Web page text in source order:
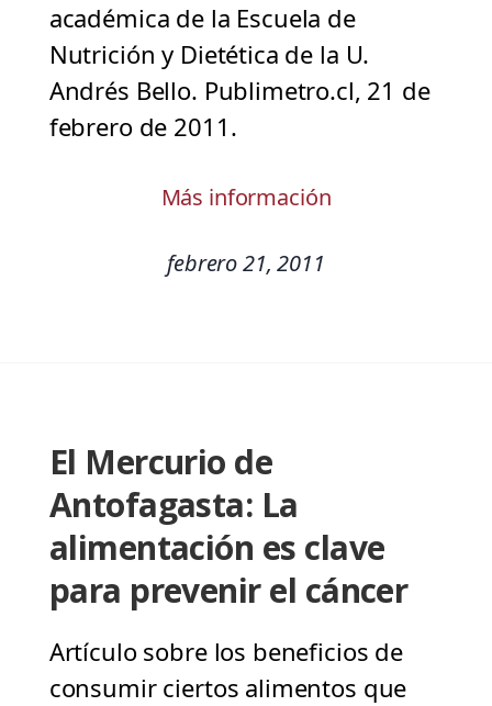
académica de la Escuela de
Nutrición y Dietética de la U.
Andrés Bello. Publimetro.cl, 21 de
febrero de 2011.
Más información
febrero 21, 2011
El Mercurio de
Antofagasta: La
alimentación es clave
para prevenir el cáncer
Artículo sobre los beneficios de
consumir ciertos alimentos que